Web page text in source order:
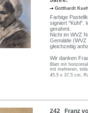
Gotthardt
Farbige
signiert "Kühl".
gerahmt.
Nicht im WVZ
Gemälde (WVZ
gleichzeitig
Wir danken
Blatt mit
mit mehreren,
45,5 x 37,5 cm,
242 Franz